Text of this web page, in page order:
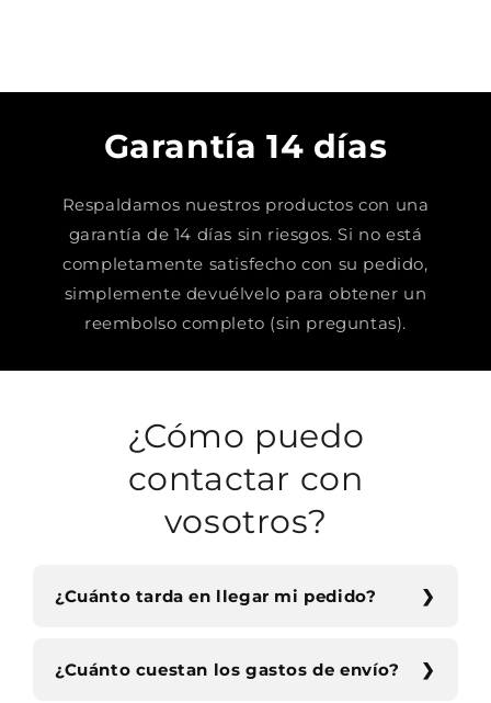
Garantía 14 días
Respaldamos nuestros productos con una
garantía de 14 días sin riesgos. Si no está
completamente satisfecho con su pedido,
simplemente devuélvelo para obtener un
reembolso completo (sin preguntas).
¿Cómo puedo
contactar con
vosotros?
¿Cuánto tarda en llegar mi pedido?
¿Cuánto cuestan los gastos de envío?